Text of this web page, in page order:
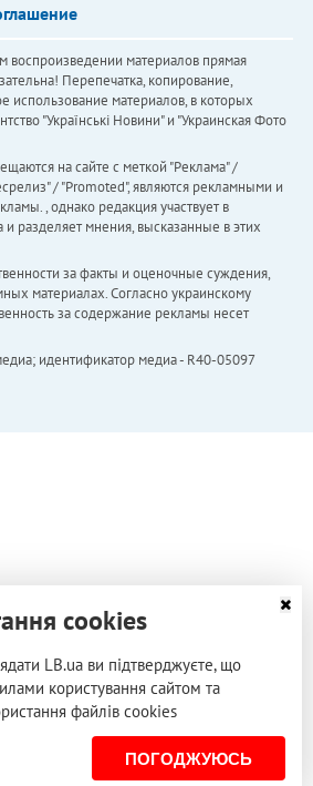
воспроизведении материалов прямая
Перепечатка, копирование,
использование материалов, в которых
"Українськi Новини" и "Украинская Фото
на сайте с меткой "Реклама" /
/ "Promoted", являются рекламными и
, однако редакция участвует в
и разделяет мнения, высказанные в этих
за факты и оценочные суждения,
материалах. Согласно украинскому
за содержание рекламы несет
идентификатор медиа - R40-05097
cookies
LB.ua ви підтверджуєте, що
користування сайтом та
файлів cookies
ПОГОДЖУЮСЬ